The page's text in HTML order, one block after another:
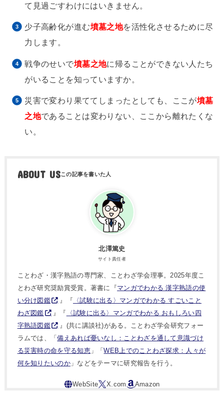
て見過ごすわけにはいきません。
少子高齢化が進む墳墓之地を活性化させるために尽
力します。
戦争のせいで墳墓之地に帰ることができない人たち
がいることを知っていますか。
災害で変わり果ててしまったとしても、ここが墳墓
之地であることは変わりない、ここから離れたくな
い。
ABOUT US
北澤篤史
サイト責任者
ことわざ・漢字熟語の専門家、ことわざ学会理事。2025年度こ
とわざ研究奨励賞受賞。著書に『マンガでわかる 漢字熟語の使
い分け図鑑
』『 〈試験に出る〉マンガでわかる すごいこと
わざ図鑑
』『
〈試験に出る〉マンガでわかる おもしろい四
字熟語図鑑
』(共に講談社)がある。ことわざ学会研究フォー
ラムでは、「備えあれば憂いなし：ことわざを通して意識づけ
る災害時の命を守る知恵」「WEB上でのことわざ探求：人々が
何を知りたいのか」などをテーマに研究報告を行う。